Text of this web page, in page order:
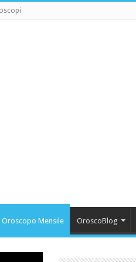
Oroscopo Mensile OroscoBlog